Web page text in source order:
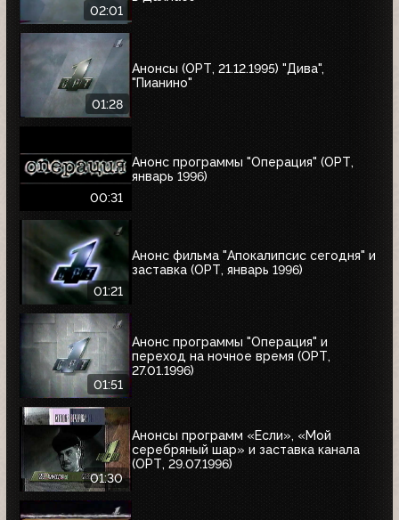
02:01
01:28
Анонсы (ОРТ, 21.12.1995) "Дива",
"Пианино"
00:31
Анонс программы "Операция" (ОРТ,
январь 1996)
01:21
Анонс фильма "Апокалипсис сегодня" и
заставка (ОРТ, январь 1996)
01:51
Анонс программы "Операция" и
переход на ночное время (ОРТ,
27.01.1996)
01:30
Анонсы программ «Если», «Мой
серебряный шар» и заставка канала
(ОРТ, 29.07.1996)